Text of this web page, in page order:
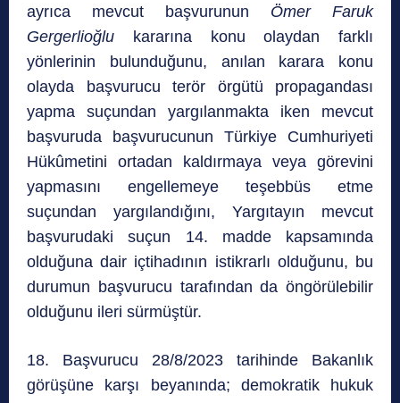
ayrıca mevcut başvurunun Ömer Faruk
Gergerlioğlu kararına konu olaydan farklı
yönlerinin bulunduğunu, anılan karara konu
olayda başvurucu terör örgütü propagandası
yapma suçundan yargılanmakta iken mevcut
başvuruda başvurucunun Türkiye Cumhuriyeti
Hükûmetini ortadan kaldırmaya veya görevini
yapmasını engellemeye teşebbüs etme
suçundan yargılandığını, Yargıtayın mevcut
başvurudaki suçun 14. madde kapsamında
olduğuna dair içtihadının istikrarlı olduğunu, bu
durumun başvurucu tarafından da öngörülebilir
olduğunu ileri sürmüştür.
18. Başvurucu 28/8/2023 tarihinde Bakanlık
görüşüne karşı beyanında; demokratik hukuk